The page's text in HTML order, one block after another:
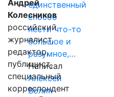
единственный
способ
нести что-то
большое и
разумное,…
Написал
Алексей
Волин
Андрей
Колесников
российский
журналист,
редактор,
публицист,
специальный
корреспондент